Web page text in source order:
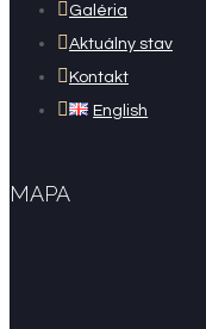
Galéria
Aktuálny stav
Kontakt
English
MAPA